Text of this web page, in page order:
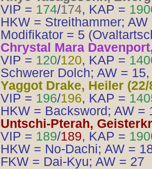
VIP = 174/174, KAP =
HKW = Streithammer;
Modifikator = 5
Chrystal Mara
VIP = 120/120, KAP =
Schwerer Dolch; AW =
Yaggot Drake, Heiler (22/
VIP = 196/196, KAP =
HKW = Backsword; AW
Untschi-Pterah,
VIP = 189/189, KAP =
HKW = No-Dachi; AW =
FKW = Dai-Kyu; AW = 27